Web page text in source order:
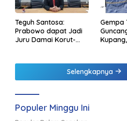
Teguh Santosa:
Prabowo dapat Jadi
Juru Damai Korut-
Gempa
Selengkapnya
Populer Minggu Ini